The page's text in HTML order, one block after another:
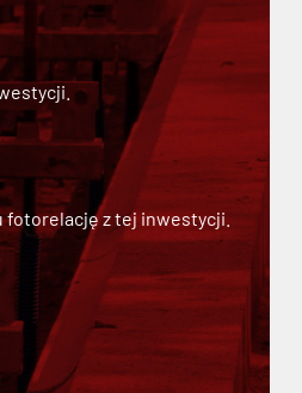
z tej inwestycji.